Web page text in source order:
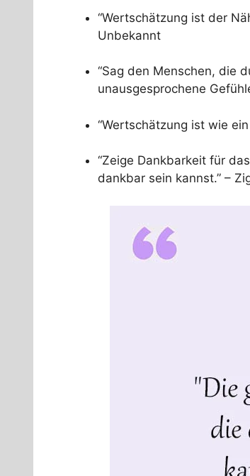
“Wertschätzung ist der
Unbekannt
“Sag den Menschen, die
unausgesprochene
“Wertschätzung ist wie
“Zeige Dankbarkeit für
dankbar sein kannst.” –